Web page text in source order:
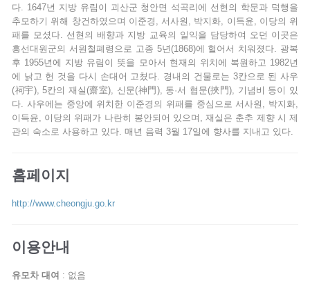
다. 1647년 지방 유림이 괴산군 청안면 석곡리에 선현의 학문과 덕행을
추모하기 위해 창건하였으며 이준경, 서사원, 박지화, 이득윤, 이당의 위
패를 모셨다. 선현의 배향과 지방 교육의 일익을 담당하여 오던 이곳은
흥선대원군의 서원철폐령으로 고종 5년(1868)에 헐어서 치워졌다. 광복
후 1955년에 지방 유림이 뜻을 모아서 현재의 위치에 복원하고 1982년
에 낡고 헌 것을 다시 손대어 고쳤다. 경내의 건물로는 3칸으로 된 사우
(祠宇), 5칸의 재실(齋室), 신문(神門), 동·서 협문(挾門), 기념비 등이 있
다. 사우에는 중앙에 위치한 이준경의 위패를 중심으로 서사원, 박지화,
이득윤, 이당의 위패가 나란히 봉안되어 있으며, 재실은 춘추 제향 시 제
관의 숙소로 사용하고 있다. 매년 음력 3월 17일에 향사를 지내고 있다.
홈페이지
http://www.cheongju.go.kr
이용안내
유모차 대여 : 없음